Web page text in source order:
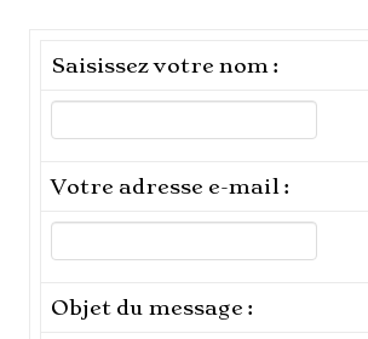
Saisissez votre nom :
Votre adresse e-mail :
Objet du message :